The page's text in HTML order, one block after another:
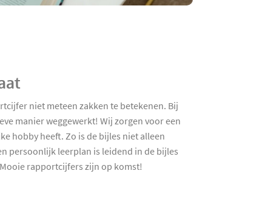
niet meteen zakken te betekenen. Bij
manier weggewerkt! Wij zorgen voor een
hobby heeft. Zo is de bijles niet alleen
persoonlijk leerplan is leidend in de bijles
rapportcijfers zijn op komst!